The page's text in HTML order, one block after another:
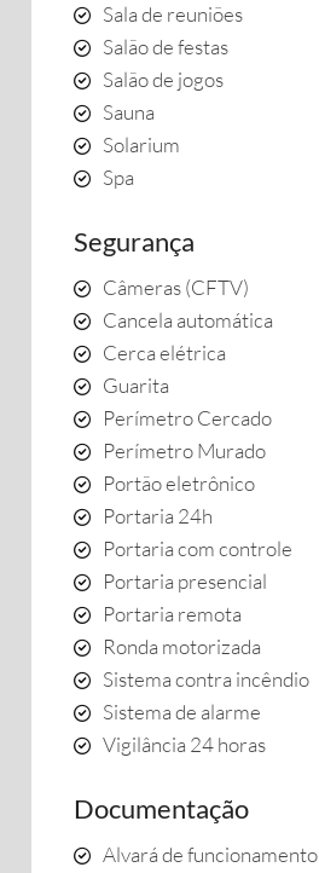
Sala de reuniões
Salão de festas
Salão de jogos
Sauna
Solarium
Spa
Segurança
Câmeras (CFTV)
Cancela automática
Cerca elétrica
Guarita
Perímetro Cercado
Perímetro Murado
Portão eletrônico
Portaria 24h
Portaria com controle
Portaria presencial
Portaria remota
Ronda motorizada
Sistema contra incêndio
Sistema de alarme
Vigilância 24 horas
Documentação
Alvará de funcionamento